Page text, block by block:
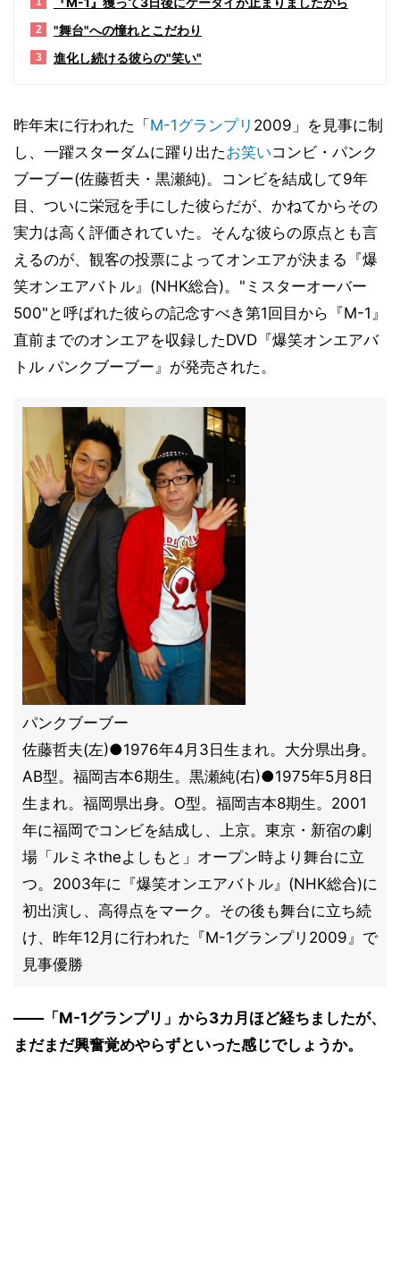
2 "舞台"への憧れとこだわり
3 進化し続ける彼らの"笑い"
昨年末に行われた「 M-1グランプリ 2009」を見事に制
し、一躍スターダムに躍り出たお笑いコンビ・パンク
ブーブー(佐藤哲夫・黒瀬純)。コンビを結成して9年
目、ついに栄冠を手にした彼らだが、かねてからその
実力は高く評価されていた。そんな彼らの原点とも言
えるのが、観客の投票によってオンエアが決まる『爆
笑オンエアバトル』(NHK総合)。"ミスターオーバー
500"と呼ばれた彼らの記念すべき第1回目から『M-1』
直前までのオンエアを収録したDVD『爆笑オンエアバ
トル パンクブーブー』が発売された。
パンクブーブー
佐藤哲夫(左)●1976年4月3日生まれ。大分県出身。
AB型。福岡吉本6期生。黒瀬純(右)●1975年5月8日
生まれ。福岡県出身。O型。福岡吉本8期生。2001
年に福岡でコンビを結成し、上京。東京・新宿の劇
場「ルミネtheよしもと」オープン時より舞台に立
つ。2003年に『爆笑オンエアバトル』(NHK総合)に
初出演し、高得点をマーク。その後も舞台に立ち続
け、昨年12月に行われた『M-1グランプリ2009』で
見事優勝
――「M-1グランプリ」から3カ月ほど経ちましたが、
まだまだ興奮覚めやらずといった感じでしょうか。